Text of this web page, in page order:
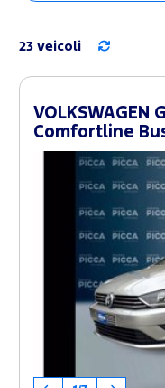
23 veicoli
VOLKSWAGEN
Comfortline